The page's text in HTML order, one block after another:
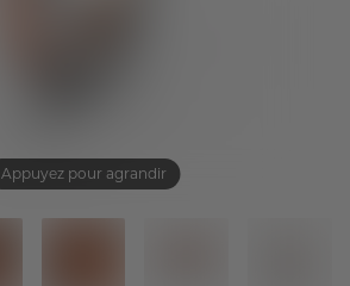
Appuyez pour agrandir